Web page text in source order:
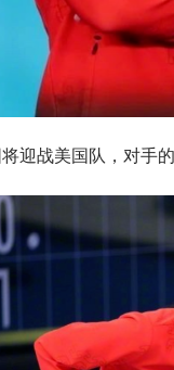
迎战美国队，对手